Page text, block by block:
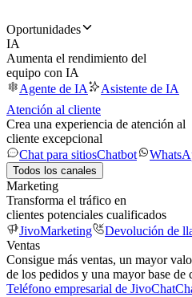
Oportunidades
IA
Aumenta el rendimiento del
equipo con IA
Agente de IA
Asistente de IA
Atención al cliente
Crea una experiencia de atención al
cliente excepcional
Chat para sitiosChatbot
Todos los canales
Marketing
Transforma el tráfico en
clientes potenciales cualificados
JivoMarketing
Devolución de
Ventas
Consigue más ventas, un mayor
de los pedidos y una mayor base de
Teléfono empresarial de JivoChat